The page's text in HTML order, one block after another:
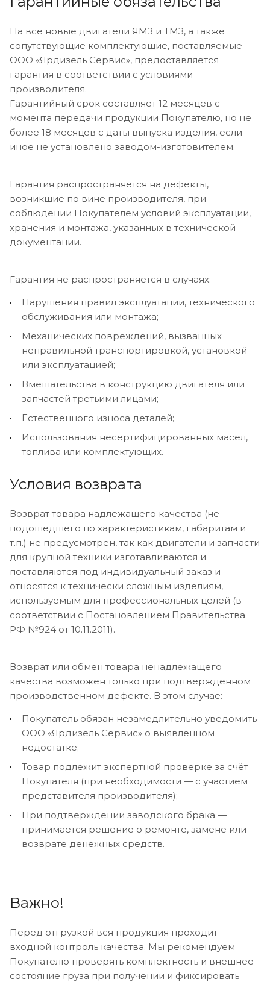
На все новые двигатели ЯМЗ и ТМЗ, а также
сопутствующие комплектующие, поставляемые
ООО «Ярдизель Сервис», предоставляется
гарантия в соответствии с условиями
производителя.
Гарантийный срок составляет 12 месяцев с
момента передачи продукции Покупателю, но не
более 18 месяцев с даты выпуска изделия, если
иное не установлено заводом-изготовителем.
Гарантия распространяется на дефекты,
возникшие по вине производителя, при
соблюдении Покупателем условий эксплуатации,
хранения и монтажа, указанных в технической
документации.
Гарантия не распространяется в случаях:
Нарушения правил эксплуатации, технического
обслуживания или монтажа;
Механических повреждений, вызванных
неправильной транспортировкой, установкой
или эксплуатацией;
Вмешательства в конструкцию двигателя или
запчастей третьими лицами;
Естественного износа деталей;
Использования несертифицированных масел,
топлива или комплектующих.
Условия возврата
Возврат товара надлежащего качества (не
подошедшего по характеристикам, габаритам и
т.п.) не предусмотрен, так как двигатели и запчасти
для крупной техники изготавливаются и
поставляются под индивидуальный заказ и
относятся к технически сложным изделиям,
используемым для профессиональных целей (в
соответствии с Постановлением Правительства
РФ №924 от 10.11.2011).
Возврат или обмен товара ненадлежащего
качества возможен только при подтверждённом
производственном дефекте. В этом случае:
Покупатель обязан незамедлительно уведомить
ООО «Ярдизель Сервис» о выявленном
недостатке;
Товар подлежит экспертной проверке за счёт
Покупателя (при необходимости — с участием
представителя производителя);
При подтверждении заводского брака —
принимается решение о ремонте, замене или
возврате денежных средств.
Важно!
Перед отгрузкой вся продукция проходит
входной контроль качества. Мы рекомендуем
Покупателю проверять комплектность и внешнее
состояние груза при получении и фиксировать